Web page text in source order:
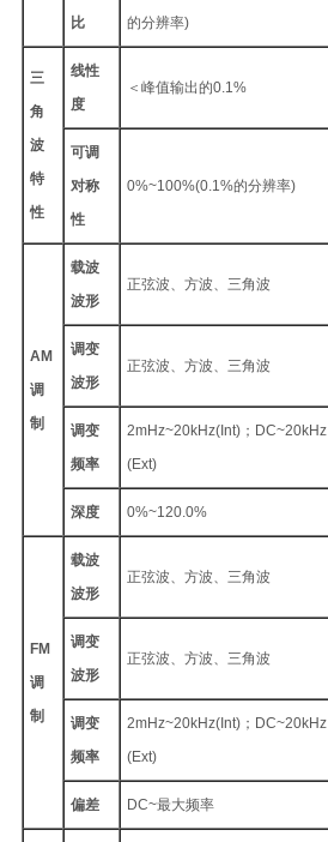
比
的分辨率)
三
角
波
特
性
线性
度
＜峰值输出的0.1%
可调
对称
性
0%~100%(0.1%的分辨率)
AM
调
制
载波
波形
正弦波、方波、三角波
调变
波形
正弦波、方波、三角波
调变
频率
2mHz~20kHz(Int)；DC~20kHz
(Ext)
深度 0%~120.0%
FM
调
制
载波
波形
正弦波、方波、三角波
调变
波形
正弦波、方波、三角波
调变
频率
2mHz~20kHz(Int)；DC~20kHz
(Ext)
偏差 DC~最大频率